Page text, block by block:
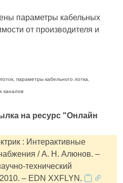
параметры кабельных
от производителя и
параметры кабельного лотка,
каналов
на ресурс "Онлайн
: Интерактивные
/ А. Н. Алюнов. –
технический
– EDN XXFLYN.